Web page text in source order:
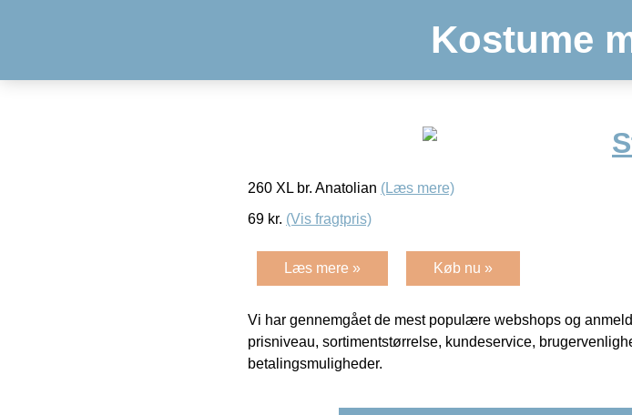
Kostume
260 XL br. Anatolian (Læs mere)
69 kr. (Vis fragtpris)
Læs mere » Køb nu »
Vi har gennemgået de mest populære webshops og
prisniveau, sortimentstørrelse, kundeservice,
betalingsmuligheder.